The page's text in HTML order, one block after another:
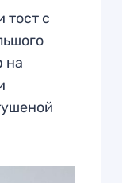
тост с
на